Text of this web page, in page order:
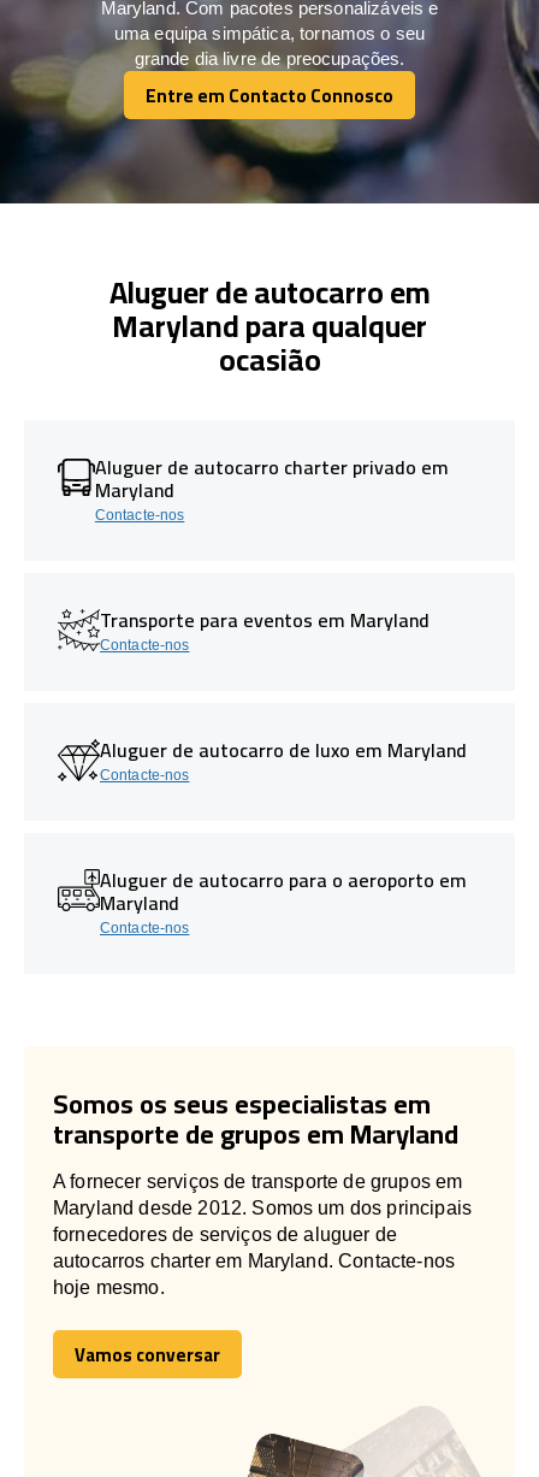
Maryland. Com pacotes personalizáveis e
uma equipa simpática, tornamos o seu
grande dia livre de preocupações.
Entre em Contacto Connosco
Entre em Contacto Connosco
Aluguer de autocarro em
Maryland para qualquer
ocasião
Aluguer de autocarro charter privado em
Maryland
Contacte-nos
Transporte para eventos em Maryland
Contacte-nos
Aluguer de autocarro de luxo em Maryland
Contacte-nos
Aluguer de autocarro para o aeroporto em
Maryland
Contacte-nos
Somos os seus especialistas em
transporte de grupos em Maryland
A fornecer serviços de transporte de grupos em
Maryland desde 2012. Somos um dos principais
fornecedores de serviços de aluguer de
autocarros charter em Maryland. Contacte-nos
hoje mesmo.
Vamos conversar
Vamos conversar